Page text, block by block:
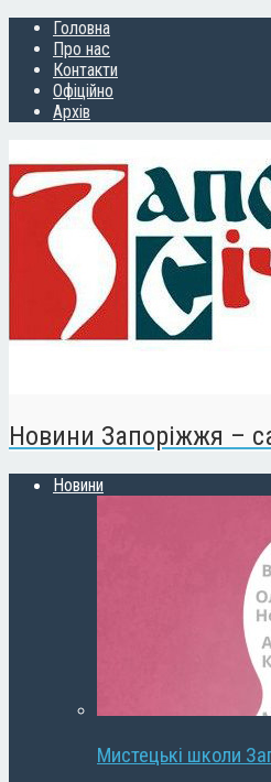
Головна
Про нас
Контакти
Офіційно
Архів
Новини Запоріжжя –
Новини
Мистецькі школи